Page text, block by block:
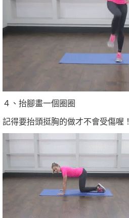
４、抬腳畫一個圈圈
記得要抬頭挺胸的做才不會受傷喔！